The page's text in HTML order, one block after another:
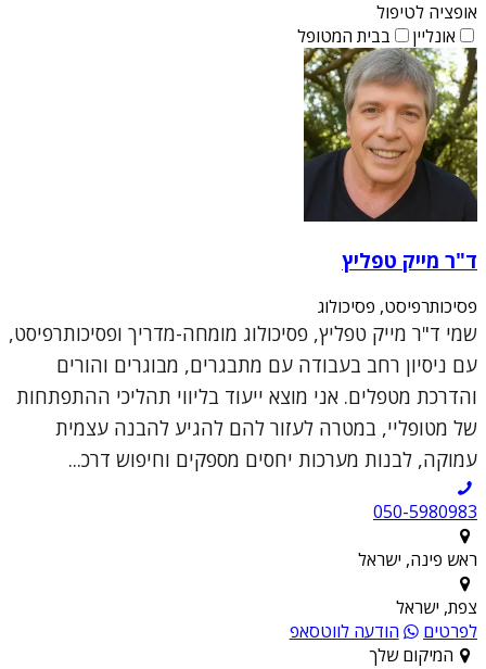
אופציה לטיפול
אונליין
בבית המטופל
ד"ר מייק טפליץ
פסיכותרפיסט, פסיכולוג
שמי ד"ר מייק טפליץ, פסיכולוג מומחה-מדריך ופסיכותרפיסט,
עם ניסיון רחב בעבודה עם מתבגרים, מבוגרים והורים
והדרכת מטפלים. אני מוצא ייעוד בליווי תהליכי ההתפתחות
של מטופליי, במטרה לעזור להם להגיע להבנה עצמית
עמוקה, לבנות מערכות יחסים מספקים וחיפוש דרכ...
050-5980983
ראש פינה, ישראל
צפת, ישראל
לפרטים
הודעה לווטסאפ
המיקום שלך